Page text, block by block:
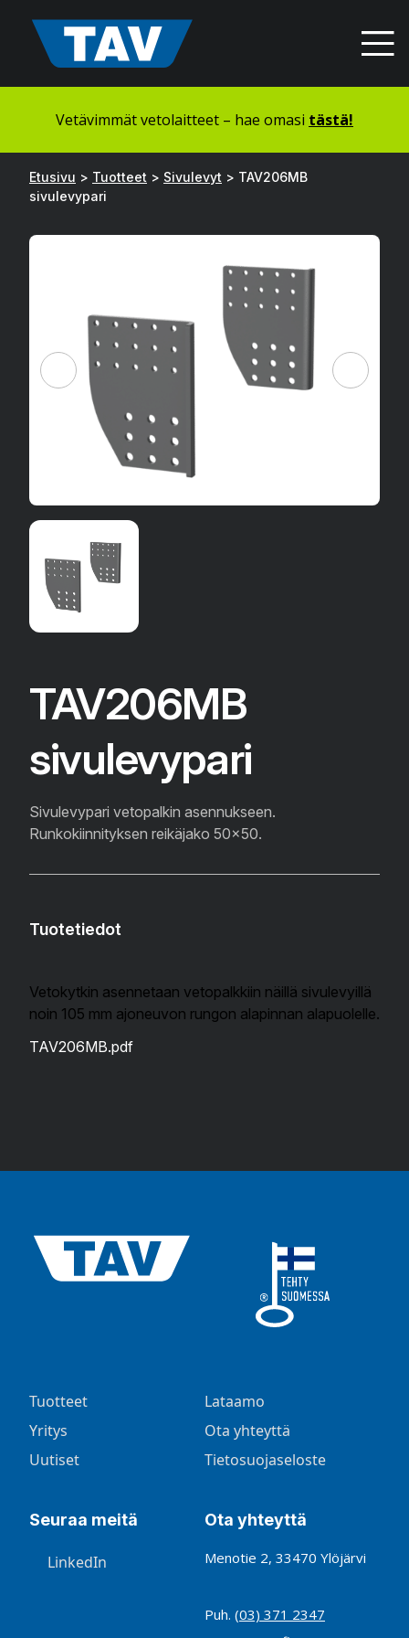
sisältöön
Vetävimmät vetolaitteet – hae omasi tästä!
Etusivu > Tuotteet > Sivulevyt > TAV206MB
sivulevypari
TAV206MB
sivulevypari
Sivulevypari vetopalkin asennukseen.
Runkokiinnityksen reikäjako 50x50.
Tuotetiedot
Vetokytkin asennetaan vetopalkkiin näillä sivulevyillä
noin 105 mm ajoneuvon rungon alapinnan alapuolelle.
TAV206MB.pdf
Tuotteet
Yritys
Uutiset
Lataamo
Ota yhteyttä
Tietosuojaseloste
Seuraa meitä
LinkedIn
Ota yhteyttä
Menotie 2, 33470 Ylöjärvi
Puh. (03) 371 2347